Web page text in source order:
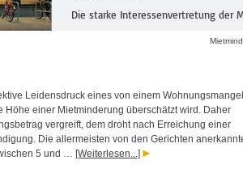
Die starke Interessenvertretung der
Leidensdruck eines von einem Wohnungsmangel
Höhe einer Mietminderung überschätzt wird. Daher
vergreift, dem droht nach Erreichung einer
Die allermeisten von den Gerichten
5 und … [Weiterlesen...]